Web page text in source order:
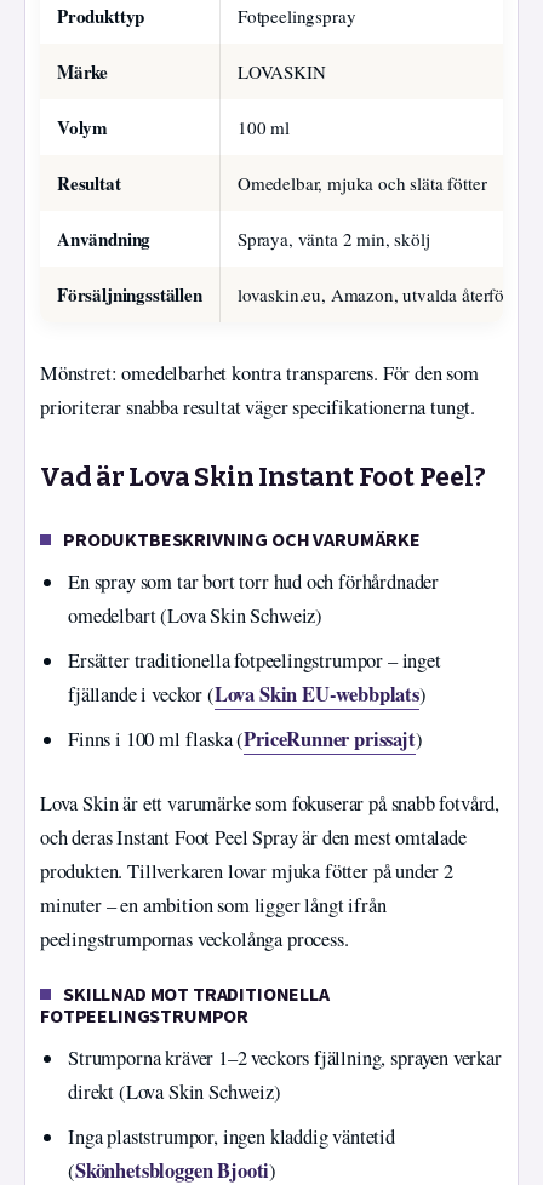
Produkttyp Fotpeelingspray
Märke LOVASKIN
Volym 100 ml
Resultat Omedelbar, mjuka och släta fötter
Användning Spraya, vänta 2 min, skölj
Försäljningsställen lovaskin.eu, Amazon, utvalda
Mönstret: omedelbarhet kontra transparens. För den som
prioriterar snabba resultat väger specifikationerna tungt.
Vad är Lova Skin Instant Foot Peel?
PRODUKTBESKRIVNING OCH VARUMÄRKE
En spray som tar bort torr hud och förhårdnader
omedelbart (Lova Skin Schweiz)
Ersätter traditionella fotpeelingstrumpor – inget
fjällande i veckor (Lova Skin EU-webbplats)
Finns i 100 ml flaska (PriceRunner prissajt)
Lova Skin är ett varumärke som fokuserar på snabb fotvård,
och deras Instant Foot Peel Spray är den mest omtalade
produkten. Tillverkaren lovar mjuka fötter på under 2
minuter – en ambition som ligger långt ifrån
peelingstrumpornas veckolånga process.
SKILLNAD MOT TRADITIONELLA
FOTPEELINGSTRUMPOR
Strumporna kräver 1–2 veckors fjällning, sprayen verkar
direkt (Lova Skin Schweiz)
Inga plaststrumpor, ingen kladdig väntetid
(Skönhetsbloggen Bjooti)